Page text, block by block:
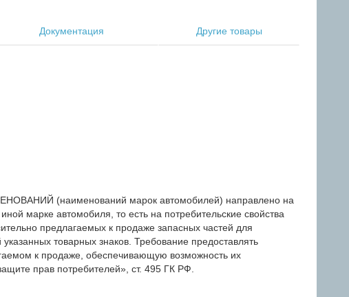
Документация Другие товары
(наименований марок автомобилей) направлено на
марке автомобиля, то есть на потребительские свойства
предлагаемых к продаже запасных частей для
товарных знаков. Требование предоставлять
к продаже, обеспечивающую возможность их
прав потребителей», ст. 495 ГК РФ.